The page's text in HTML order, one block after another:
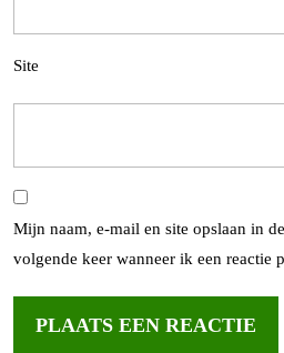
Site
Mijn naam, e-mail en site opslaan in
volgende keer wanneer ik een reactie